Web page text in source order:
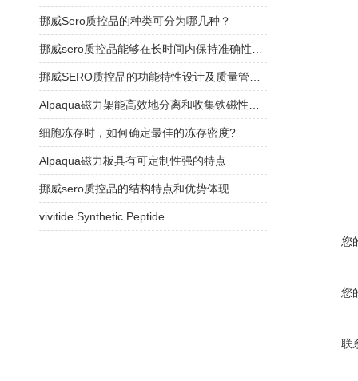
您
您
联
挪威Sero质控品的种类可分为哪几种？
细胞冻存时，如何确定最佳的冻存密度?
Alpaqua磁力板具有可定制性强的特点
挪威sero质控品的结构特点和优势体现
vivitide Synthetic Peptide